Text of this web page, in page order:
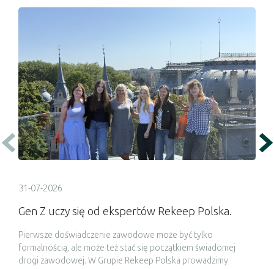
31-07-2026
Gen Z uczy się od ekspertów Rekeep Polska.
Pierwsze doświadczenie zawodowe może być tylko
formalnością, ale może też stać się początkiem świadomej
drogi zawodowej. W Grupie Rekeep Polska prowadzimy